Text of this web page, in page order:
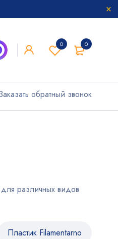
0
0
обратный звонок
различных видов
Пластик Filamentarno